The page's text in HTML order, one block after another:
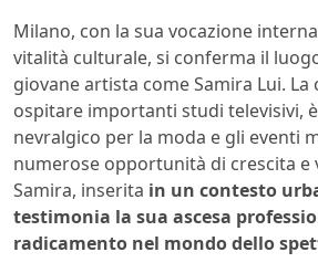
Milano, con la sua vocazione
vitalità culturale, si conferma il
giovane artista come Samira Lui. La
ospitare importanti studi televisivi,
nevralgico per la moda e gli eventi
numerose opportunità di crescita e
Samira, inserita in un contesto
testimonia la sua ascesa
radicamento nel mondo dello